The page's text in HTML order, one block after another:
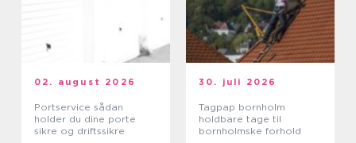
02. august 2026
Portservice sådan
holder du dine porte
sikre og driftssikre
30. juli 2026
Tagpap bornholm
holdbare tage til
bornholmske forhold